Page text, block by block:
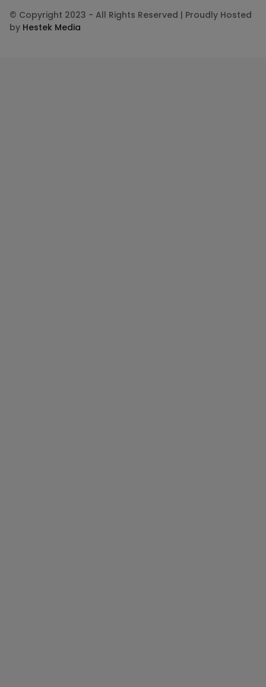
© Copyright 2023 - All Rights Reserved | Proudly Hosted
by Hestek Media